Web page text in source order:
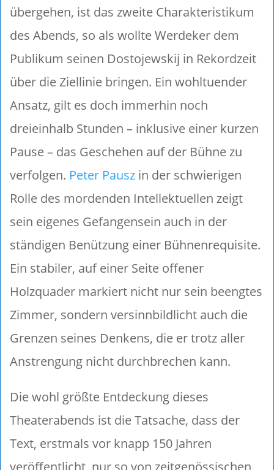
übergehen, ist das zweite Charakteristikum
des Abends, so als wollte Werdeker dem
Publikum seinen Dostojewskij in Rekordzeit
über die Ziellinie bringen. Ein wohltuender
Ansatz, gilt es doch immerhin noch
dreieinhalb Stunden – inklusive einer kurzen
Pause – das Geschehen auf der Bühne zu
verfolgen. Peter Pausz in der schwierigen
Rolle des mordenden Intellektuellen zeigt
sein eigenes Gefangensein auch in der
ständigen Benützung einer Bühnenrequisite.
Ein stabiler, auf einer Seite offener
Holzquader markiert nicht nur sein beengtes
Zimmer, sondern versinnbildlicht auch die
Grenzen seines Denkens, die er trotz aller
Anstrengung nicht durchbrechen kann.
Die wohl größte Entdeckung dieses
Theaterabends ist die Tatsache, dass der
Text, erstmals vor knapp 150 Jahren